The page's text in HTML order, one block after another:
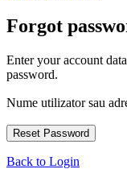
Forgot
Enter your account
password.
Nume utilizator sau
Back to Login